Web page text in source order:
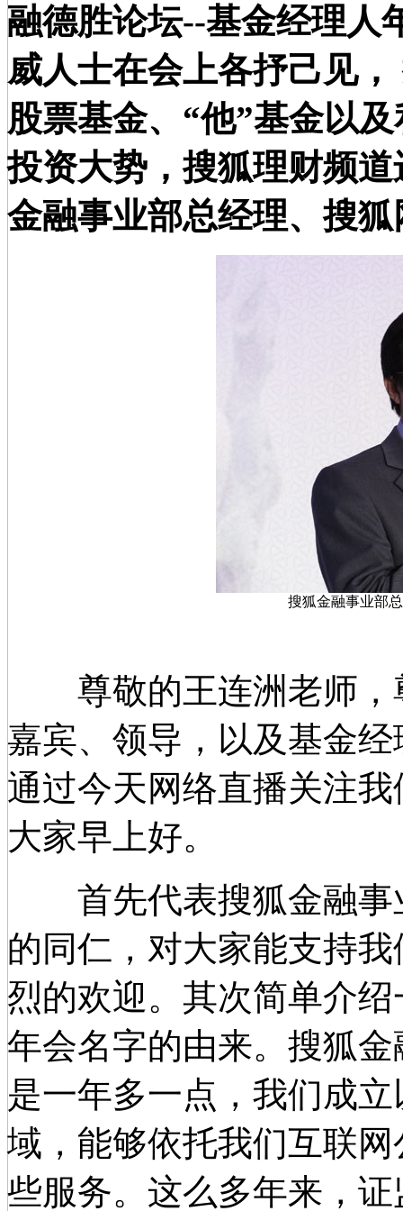
融德胜论坛--基金经理人
威人士在会上各抒己见
股票基金、“他”基金以
投资大势，搜狐理财频
金融事业部总经理、搜
搜狐金融事业部
尊敬的王连洲老师，
嘉宾、领导，以及基金
通过今天网络直播关注
大家早上好。
首先代表搜狐金融事
的同仁，对大家能支持
烈的欢迎。其次简单介
年会名字的由来。搜狐
是一年多一点，我们成
域，能够依托我们互联
些服务。这么多年来，